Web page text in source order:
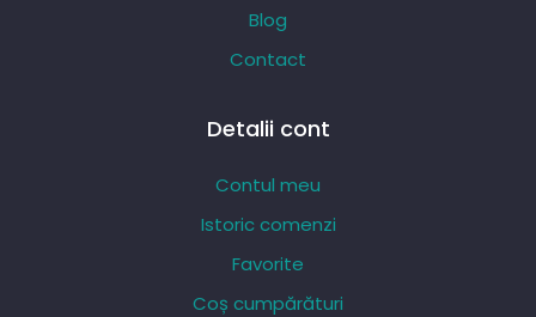
Blog
Contact
Detalii cont
Contul meu
Istoric comenzi
Favorite
Coș cumpărături